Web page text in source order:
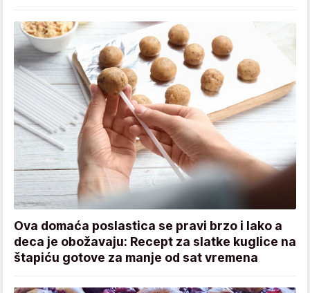
Ova domaća poslastica se pravi brzo i lako a
deca je obožavaju: Recept za slatke kuglice na
štapiću gotove za manje od sat vremena